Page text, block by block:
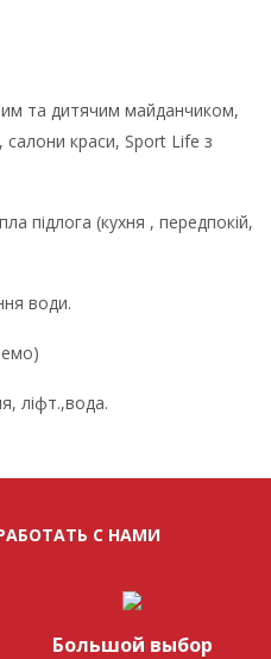
та дитячим майданчиком,
краси, Sport Life з
підлога (кухня , передпокій,
води.
ліфт.,вода.
С НАМИ
Большой выбор